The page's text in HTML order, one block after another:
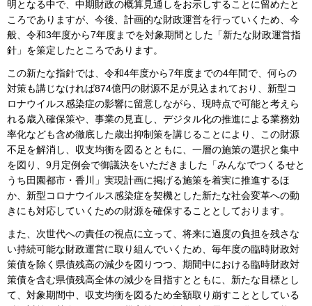
明となる中で、中期財政の概算見通しをお示しすることに留めたと
ころでありますが、今後、計画的な財政運営を行っていくため、今
般、令和3年度から7年度までを対象期間とした「新たな財政運営指
針」を策定したところであります。
この新たな指針では、令和4年度から7年度までの4年間で、何らの
対策も講じなければ874億円の財源不足が見込まれており、新型コ
ロナウイルス感染症の影響に留意しながら、現時点で可能と考えら
れる歳入確保策や、事業の見直し、デジタル化の推進による業務効
率化なども含め徹底した歳出抑制策を講じることにより、この財源
不足を解消し、収支均衡を図るとともに、一層の施策の選択と集中
を図り、9月定例会で御議決をいただきました「みんなでつくるせと
うち田園都市・香川」実現計画に掲げる施策を着実に推進するほ
か、新型コロナウイルス感染症を契機とした新たな社会変革への動
きにも対応していくための財源を確保することとしております。
また、次世代への責任の視点に立って、将来に過度の負担を残さな
い持続可能な財政運営に取り組んでいくため、毎年度の臨時財政対
策債を除く県債残高の減少を図りつつ、期間中における臨時財政対
策債を含む県債残高全体の減少を目指すとともに、新たな目標とし
て、対象期間中、収支均衡を図るため全額取り崩すこととしている